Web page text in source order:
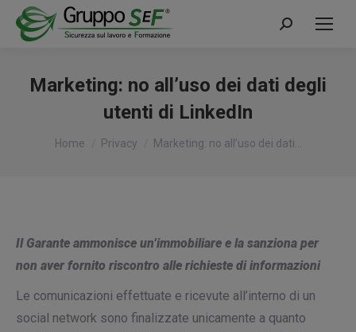
Cerca:
Marketing: no all’uso dei dati degli
utenti di LinkedIn
Tu sei qui:
Home Privacy Marketing: no all’uso dei dati…
Il Garante ammonisce un’immobiliare e la sanziona per
non aver fornito riscontro alle richieste di informazioni
Le comunicazioni effettuate e ricevute all’interno di un
social network sono finalizzate unicamente a quanto